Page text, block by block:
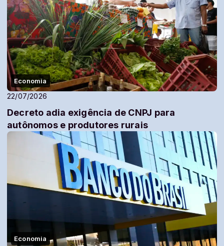
Economia
22/07/2026
Decreto adia exigência de CNPJ para
autônomos e produtores rurais
Economia